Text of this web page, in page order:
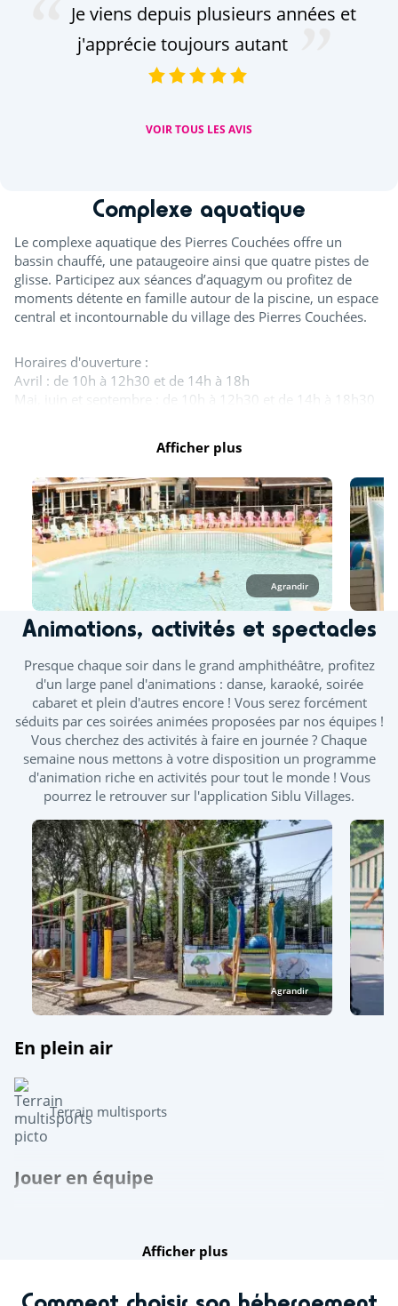
Je viens depuis plusieurs années et
j'apprécie toujours autant
VOIR TOUS LES AVIS
Complexe aquatique
Le complexe aquatique des Pierres Couchées offre un
bassin chauffé, une pataugeoire ainsi que quatre pistes de
glisse. Participez aux séances d’aquagym ou profitez de
moments détente en famille autour de la piscine, un espace
central et incontournable du village des Pierres Couchées.
Horaires d'ouverture :
Avril : de 10h à 12h30 et de 14h à 18h
Mai, juin et septembre : de 10h à 12h30 et de 14h à 18h30
minima, un bassin est ouvert d'avril à novembre. Les
toboggans ainsi que la splashzone sont ouverts à partir de
mi-juin. Des journées continues vous sont proposées durant
les ponts de mai et juin.
À l’espace aquatique, seuls les vêtements de bain
confectionnés dans un tissu adapté à la baignade sont
autorisés, tels que les maillots (une ou deux pièces), boxers,
bikinis ou burkinis.
Piscine extérieure chauffée
Toboggan
Pataugeoire extérieure
Splashzone - Jeux enfants
Afficher plus
Agrandir
Animations, activités et spectacles
Presque chaque soir dans le grand amphithéâtre, profitez
d'un large panel d'animations : danse, karaoké, soirée
cabaret et plein d'autres encore ! Vous serez forcément
séduits par ces soirées animées proposées par nos équipes !
Vous cherchez des activités à faire en journée ? Chaque
semaine nous mettons à votre disposition un programme
d'animation riche en activités pour tout le monde ! Vous
pourrez le retrouver sur l'application Siblu Villages.
Agrandir
En plein air
Terrain multisports
Jouer en équipe
Découvrir
Afficher plus